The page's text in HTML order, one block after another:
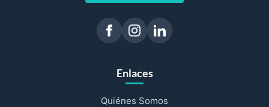
Enlaces
Quiénes Somos